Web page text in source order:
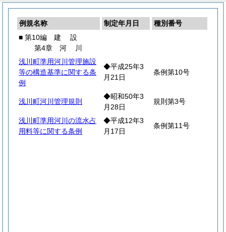
例規名称 制定年月日
種別番号
■ 第10編 建 設
第4章 河
川
浅川町準用河川管理施設
等の構造基準に関する条
例
◆平成25年3
月21日
条例第10号
浅川町河川管理規則
◆昭和50年3
月28日
規則第3号
浅川町準用河川の流水占
用料等に関する条例
◆平成12年3
月17日
条例第11号